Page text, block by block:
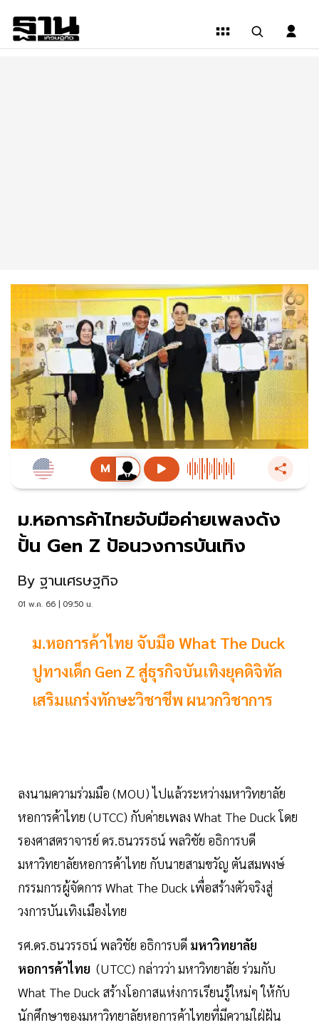
ม.หอการค้าไทยจับมือค่ายเพลงดัง
ปั้น Gen Z ป้อนวงการบันเทิง
By ฐานเศรษฐกิจ
01 พ.ค. 66 | 09:50 น.
ม.หอการค้าไทย จับมือ What The Duck
ปูทางเด็ก Gen Z สู่ธุรกิจบันเทิงยุคดิจิทัล
เสริมแกร่งทักษะวิชาชีพ ผนวกวิชาการ
ลงนามความร่วมมือ (MOU) ไปแล้วระหว่างมหาวิทยาลัย
หอการค้าไทย (UTCC) กับค่ายเพลง What The Duck โดย
รองศาสตราจารย์ ดร.ธนวรรธน์ พลวิชัย อธิการบดี
มหาวิทยาลัยหอการค้าไทย กับนายสามขวัญ ตันสมพงษ์
กรรมการผู้จัดการ What The Duck เพื่อสร้างตัวจริงสู่
วงการบันเทิงเมืองไทย
รศ.ดร.ธนวรรธน์ พลวิชัย อธิการบดี มหาวิทยาลัย
หอการค้าไทย (UTCC) กล่าวว่า มหาวิทยาลัย ร่วมกับ
What The Duck สร้างโอกาสแห่งการเรียนรู้ใหม่ๆ ให้กับ
นักศึกษาของมหาวิทยาลัยหอการค้าไทยที่มีความใฝ่ฝัน